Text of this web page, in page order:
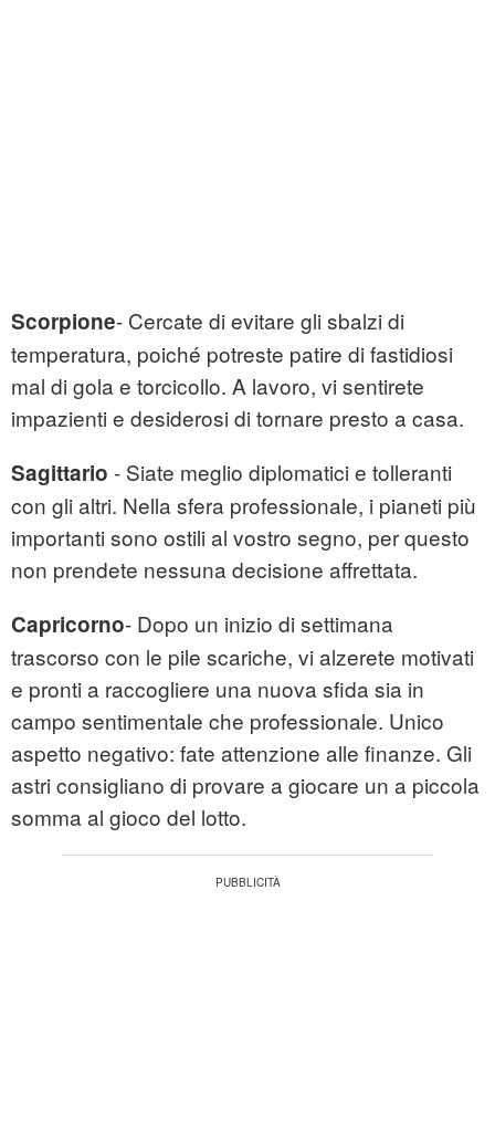
Scorpione- Cercate di evitare gli sbalzi di
temperatura, poiché potreste patire di fastidiosi
mal di gola e torcicollo. A lavoro, vi sentirete
impazienti e desiderosi di tornare presto a casa.
Sagittario - Siate meglio diplomatici e tolleranti
con gli altri. Nella sfera professionale, i pianeti più
importanti sono ostili al vostro segno, per questo
non prendete nessuna decisione affrettata.
Capricorno- Dopo un inizio di settimana
trascorso con le pile scariche, vi alzerete motivati
e pronti a raccogliere una nuova sfida sia in
campo sentimentale che professionale. Unico
aspetto negativo: fate attenzione alle finanze. Gli
astri consigliano di provare a giocare un a piccola
somma al gioco del lotto.